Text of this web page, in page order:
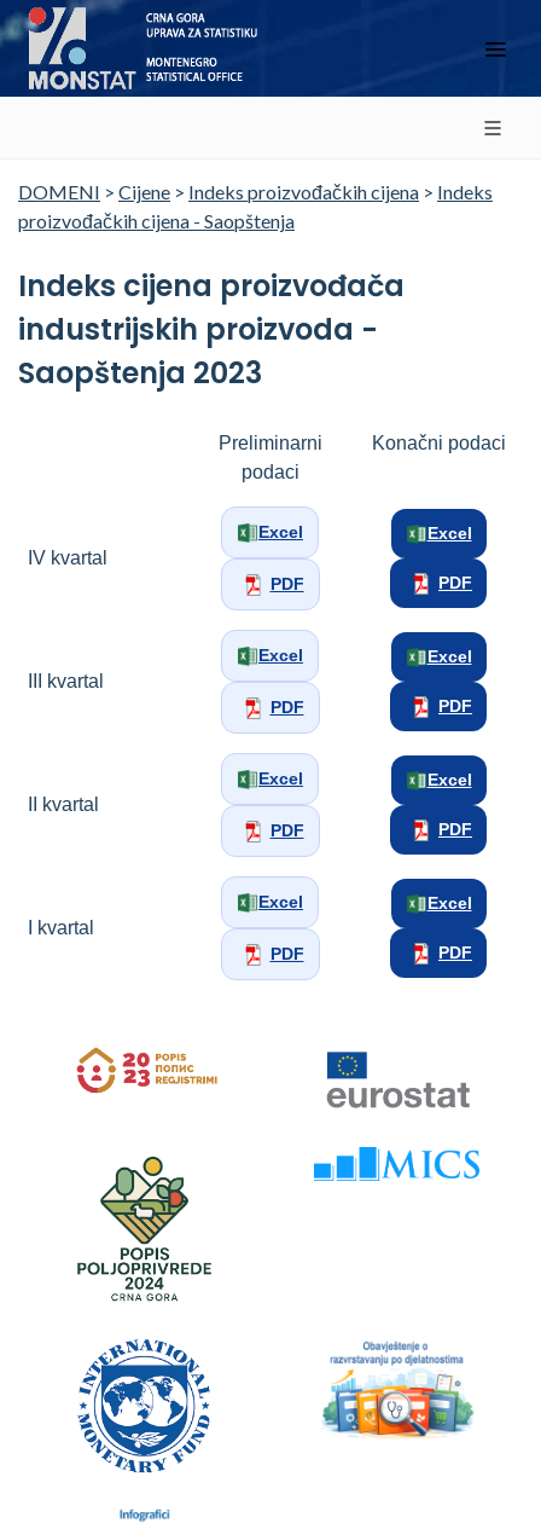
DOMENI > Cijene > Indeks proizvođačkih cijena > Indeks
proizvođačkih cijena - Saopštenja
Indeks cijena proizvođača
industrijskih proizvoda -
Saopštenja 2023
Preliminarni
podaci
Konačni podaci
IV kvartal
Excel
PDF
Excel
PDF
III kvartal
Excel
PDF
Excel
PDF
II kvartal
Excel
PDF
Excel
PDF
I kvartal
Excel
PDF
Excel
PDF